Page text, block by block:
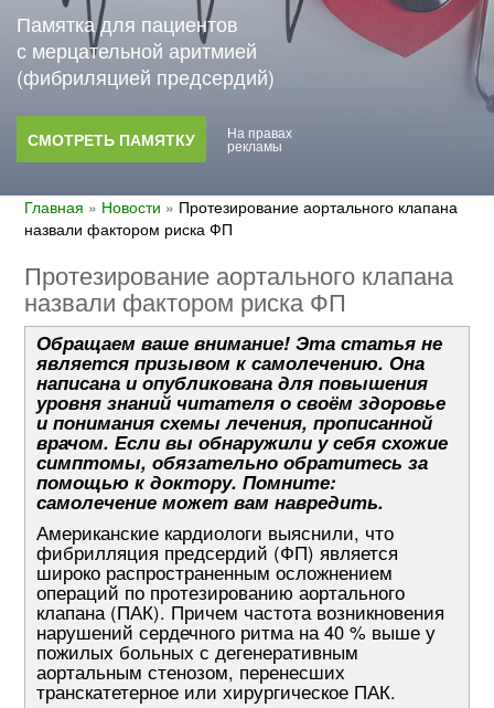
Памятка для пациентов
с мерцательной аритмией
(фибриляцией предсердий)
СМОТРЕТЬ ПАМЯТКУ На правах
рекламы
Главная » Новости » Протезирование аортального клапана
назвали фактором риска ФП
Протезирование аортального клапана
назвали фактором риска ФП
Обращаем ваше внимание! Эта статья не
является призывом к самолечению. Она
написана и опубликована для повышения
уровня знаний читателя о своём здоровье
и понимания схемы лечения, прописанной
врачом. Если вы обнаружили у себя схожие
симптомы, обязательно обратитесь за
помощью к доктору. Помните:
самолечение может вам навредить.
Американские кардиологи выяснили, что
фибрилляция предсердий (ФП) является
широко распространенным осложнением
операций по протезированию аортального
клапана (ПАК). Причем частота возникновения
нарушений сердечного ритма на 40 % выше у
пожилых больных с дегенеративным
аортальным стенозом, перенесших
транскатетерное или хирургическое ПАК.